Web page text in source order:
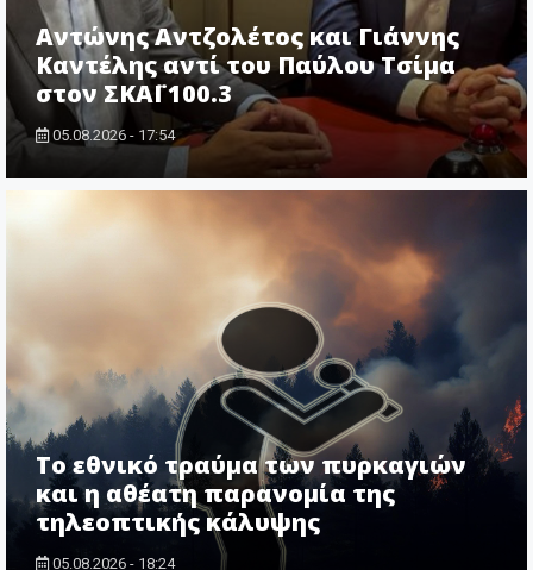
Αντώνης Αντζολέτος και Γιάννης
Καντέλης αντί του Παύλου Τσίμα
στον ΣΚΑΪ 100.3
05.08.2026 - 17:54
Το εθνικό τραύμα των πυρκαγιών
και η αθέατη παρανομία της
τηλεοπτικής κάλυψης
05.08.2026 - 18:24